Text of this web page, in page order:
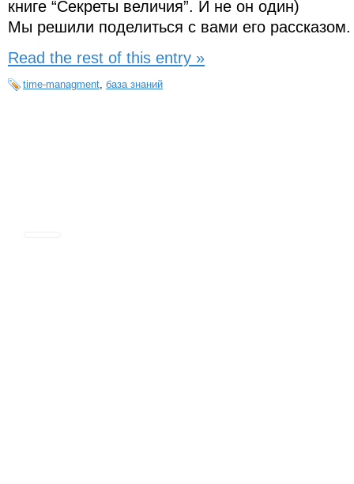
книге “Секреты величия”. И не он один)
Мы решили поделиться с вами его рассказом.
Read the rest of this entry »
time-managment, база знаний